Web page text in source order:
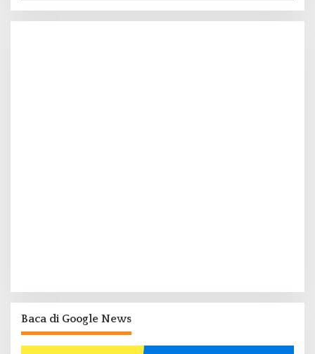
Baca di Google News